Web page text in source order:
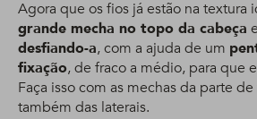
Agora que os fios já estão na textura
grande mecha no topo da cabeça
desfiando-a, com a ajuda de um
fixação, de fraco a médio, para que
Faça isso com as mechas da parte
também das laterais.